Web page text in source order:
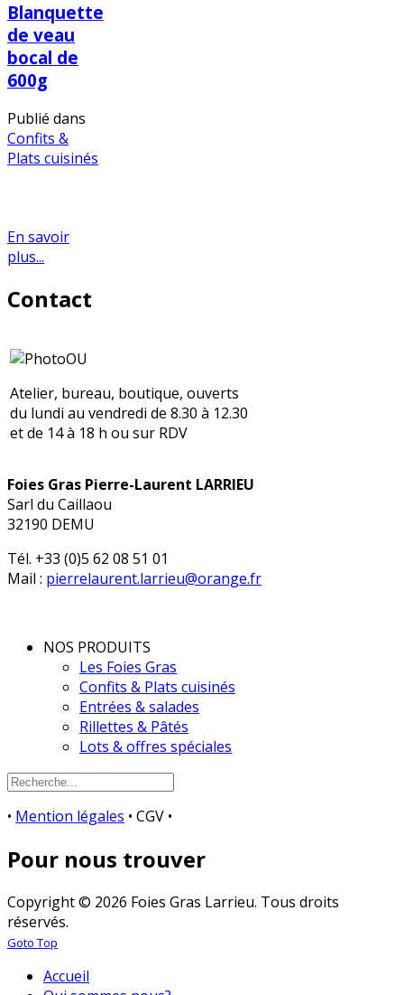
Blanquette
de veau
bocal de
600g
Publié dans
Confits &
Plats cuisinés
En savoir
plus...
Contact
Atelier, bureau, boutique, ouverts
du lundi au vendredi de 8.30 à 12.30
et de 14 à 18 h ou sur RDV
Foies Gras Pierre-Laurent LARRIEU
Sarl du Caillaou
32190 DEMU
Tél. +33 (0)5 62 08 51 01
Mail : pierrelaurent.larrieu@orange.fr
NOS PRODUITS
Les Foies Gras
Confits & Plats cuisinés
Entrées & salades
Rillettes & Pâtés
Lots & offres spéciales
• Mention légales • CGV •
Pour nous trouver
Copyright © 2026 Foies Gras Larrieu. Tous droits
réservés.
Goto Top
Accueil